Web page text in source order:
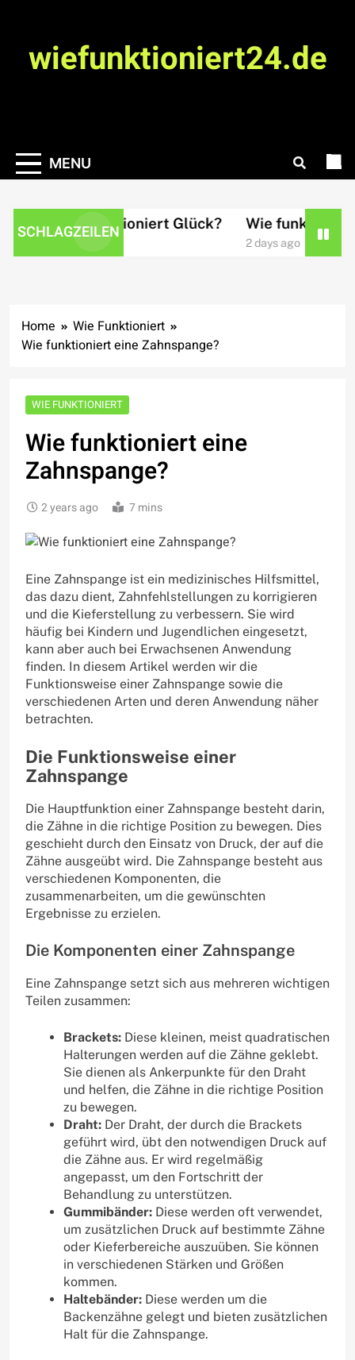
contentwiefunktioniert24.de
MENU
SCHLAGZEILEN
Wie funktioniert Glück? Wie funktioniert
2 days ago
Home
Wie Funktioniert
Wie funktioniert eine Zahnspange?
WIE FUNKTIONIERT
Wie funktioniert eine
Zahnspange?
2 years ago 7 mins
Eine Zahnspange ist ein medizinisches Hilfsmittel,
das dazu dient, Zahnfehlstellungen zu korrigieren
und die Kieferstellung zu verbessern. Sie wird
häufig bei Kindern und Jugendlichen eingesetzt,
kann aber auch bei Erwachsenen Anwendung
finden. In diesem Artikel werden wir die
Funktionsweise einer Zahnspange sowie die
verschiedenen Arten und deren Anwendung näher
betrachten.
Die Funktionsweise einer
Zahnspange
Die Hauptfunktion einer Zahnspange besteht darin,
die Zähne in die richtige Position zu bewegen. Dies
geschieht durch den Einsatz von Druck, der auf die
Zähne ausgeübt wird. Die Zahnspange besteht aus
verschiedenen Komponenten, die
zusammenarbeiten, um die gewünschten
Ergebnisse zu erzielen.
Die Komponenten einer Zahnspange
Eine Zahnspange setzt sich aus mehreren wichtigen
Teilen zusammen:
Brackets: Diese kleinen, meist quadratischen
Halterungen werden auf die Zähne geklebt.
Sie dienen als Ankerpunkte für den Draht
und helfen, die Zähne in die richtige Position
zu bewegen.
Draht: Der Draht, der durch die Brackets
geführt wird, übt den notwendigen Druck auf
die Zähne aus. Er wird regelmäßig
angepasst, um den Fortschritt der
Behandlung zu unterstützen.
Gummibänder: Diese werden oft verwendet,
um zusätzlichen Druck auf bestimmte Zähne
oder Kieferbereiche auszuüben. Sie können
in verschiedenen Stärken und Größen
kommen.
Haltebänder: Diese werden um die
Backenzähne gelegt und bieten zusätzlichen
Halt für die Zahnspange.